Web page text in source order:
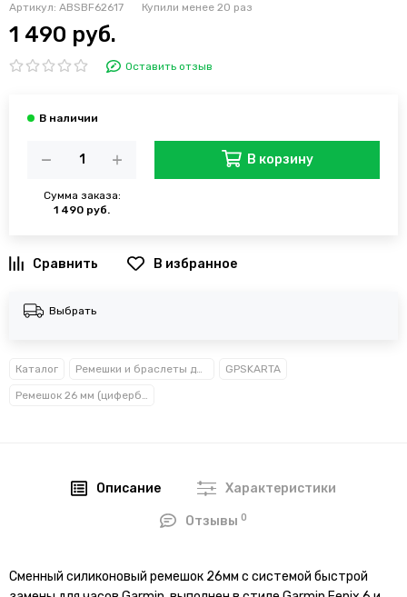
Артикул: ABSBF62617 Купили менее 20 раз
1 490 руб.
Оставить отзыв
Сумма заказа:
1 490 руб.
В корзину
В избранное
Выбрать
Каталог Ремешки и браслеты для Garmin GPSKARTA
Ремешок 26 мм (циферблат 51) серия Fenix 6
Описание Характеристики
Отзывы0
Сменный силиконовый ремешок 26мм с системой быстрой